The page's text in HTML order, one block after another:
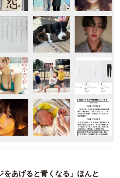
をあげると青くなる」ほんと